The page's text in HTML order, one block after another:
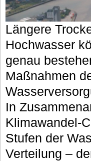
Längere
Hochwasser
genau
Maßnahmen
In
Klimawandel-
Stufen der
Verteilung –